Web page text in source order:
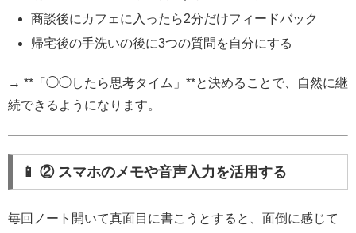
商談後にカフェに入ったら2分だけフィードバック
帰宅後の手洗いの後に3つの質問を自分にする
→ **「◯◯したら思考タイム」**と決めることで、自然に継
続できるようになります。
📱 ② スマホのメモや音声入力を活用する
毎回ノート開いて真面目に書こうとすると、面倒に感じて